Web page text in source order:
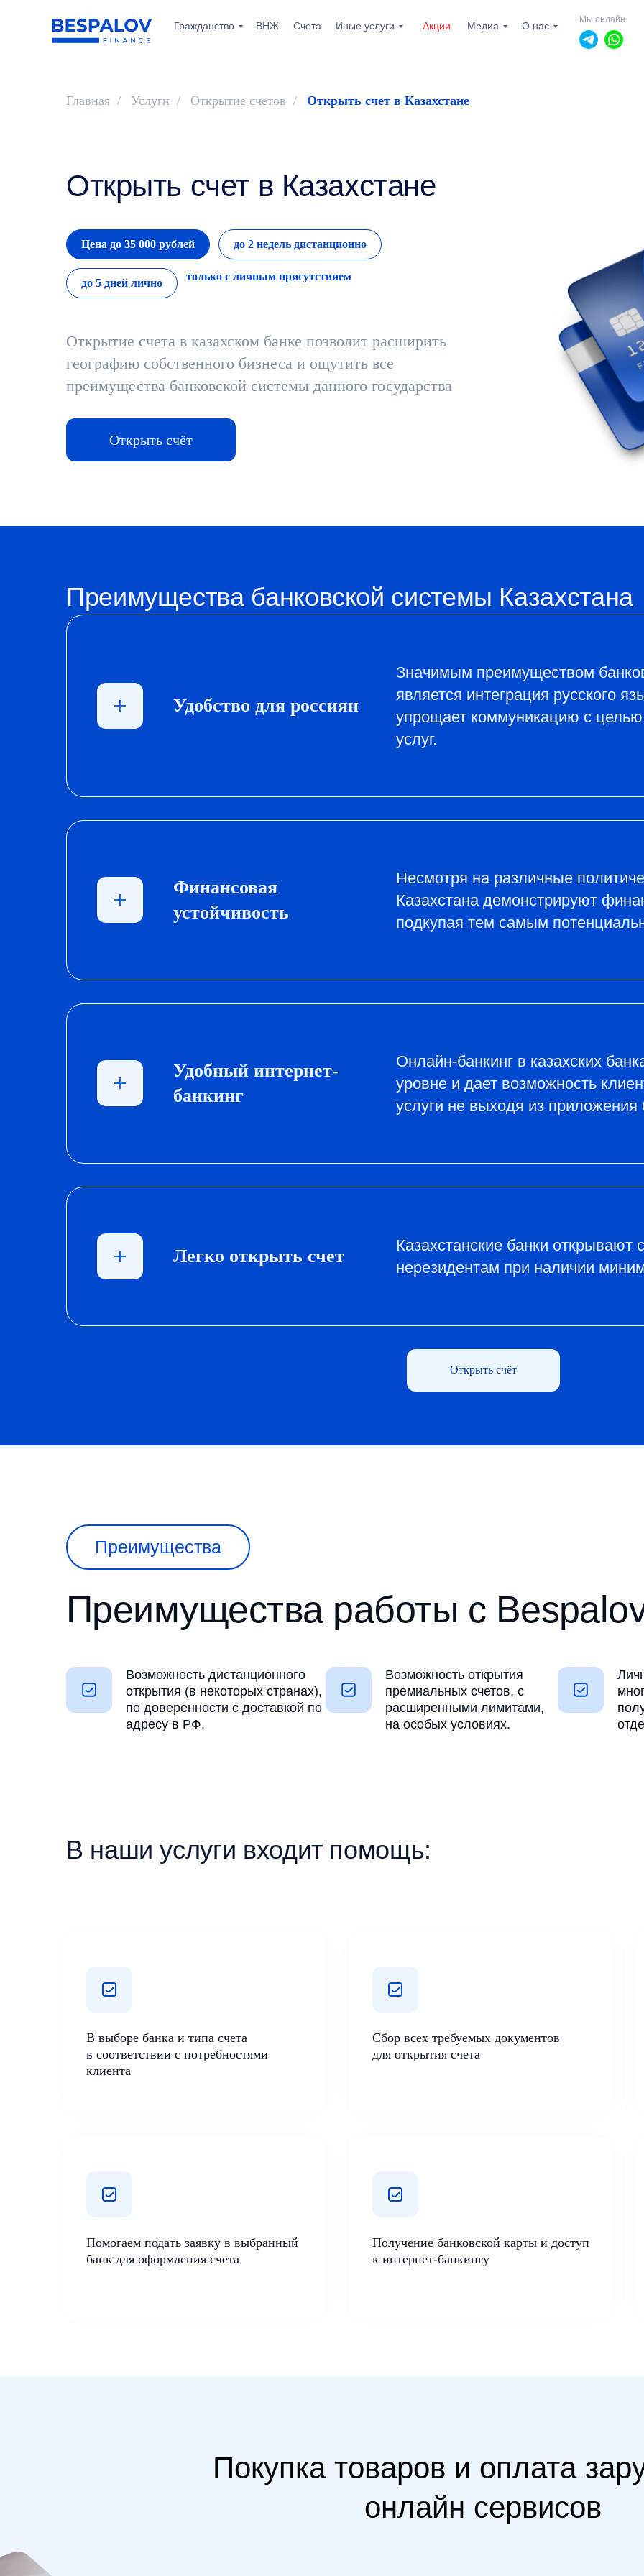
Акции
Мы онлайн
О нас
Иные услуги Медиа
ВНЖ Счета
Гражданство
Главная / Услуги / Открытие счетов / Открыть счет в Казахстане
Открыть счет в Казахстане
Цена до 35 000 рублей до 2 недель дистанционно
до 5 дней лично
только с личным присутствием
Открытие счета в казахском банке позволит расширить
географию собственного бизнеса и ощутить все
преимущества банковской системы данного государства
Открыть счёт
Преимущества банковской системы Казахстана
Удобство для россиян
Значимым преимуществом
является интеграция русского
упрощает коммуникацию с
услуг.
Финансовая
устойчивость
Несмотря на различные
Казахстана демонстрируют
подкупая тем самым
Удобный интернет-
банкинг
Онлайн-банкинг в казахских
уровне и дает возможность
услуги не выходя из приложения
Легко открыть счет
Казахстанские банки
нерезидентам при наличии
Открыть счёт
Возможность дистанционного
открытия (в некоторых странах),
по доверенности с доставкой по
адресу в РФ.
Возможность открытия
премиальных счетов, с
расширенными лимитами,
на особых условиях.
Преимущества работы с
Преимущества
В наши услуги входит помощь:
В выборе банка и типа счета
в соответствии с потребностями
клиента
Сбор всех требуемых документов
для открытия счета
Помогаем подать заявку в выбранный
банк для оформления счета
Получение банковской карты и доступ
к интернет-банкингу
Покупка товаров и оплата
онлайн сервисов